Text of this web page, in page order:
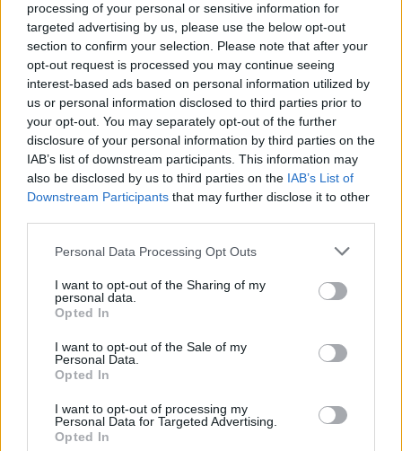
processing of your personal or sensitive information for
targeted advertising by us, please use the below opt-out
section to confirm your selection. Please note that after your
opt-out request is processed you may continue seeing
interest-based ads based on personal information utilized by
us or personal information disclosed to third parties prior to
your opt-out. You may separately opt-out of the further
disclosure of your personal information by third parties on the
IAB’s list of downstream participants. This information may
also be disclosed by us to third parties on the IAB’s List of
Downstream Participants that may further disclose it to other
Personal Data Processing Opt Outs
I want to opt-out of the Sharing of my
personal data.
Opted In
I want to opt-out of the Sale of my
Personal Data.
Opted In
I want to opt-out of processing my
Personal Data for Targeted Advertising.
Opted In
Resterend oefenprogramma Ajax: waar zijn de
duels te zien
Ajax groeit onder Míchel, maar transfermarkt
blijft cruciaal
Ajax-talent Mohamed Abdalla schrijft Europese
geschiedenis
Shane Kluivert krijgt kans van Flick en begint in
Servische media vergelijken Ajax-talent Abdellah
Ouazane met Lionel Messi
Ajax zet grote stap richting volgende ronde na
ruime zege op Vojvodina
Dusan Tadic kijkt met bijzondere gevoelens naar
Ajax - Vojvodina